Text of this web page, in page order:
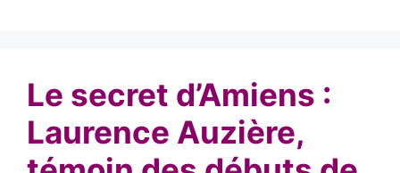
Le secret d’Amiens :
Laurence Auzière,